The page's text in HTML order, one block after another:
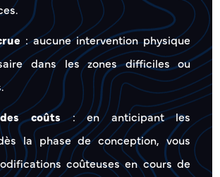
: aucune intervention physique
dans les zones difficiles ou
coûts : en anticipant les
la phase de conception, vous
coûteuses en cours de